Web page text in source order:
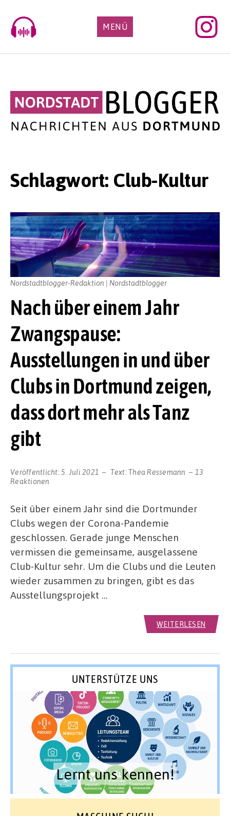
content
MENÜ
Schlagwort: Club-Kultur
Nach über einem Jahr
Zwangspause:
Ausstellungen in und über
Clubs in Dortmund zeigen,
dass dort mehr als Tanz
gibt
Veröffentlicht:5. Juli 2021 Text:Thea Ressemann
13
Reaktionen
Nordstadtblogger-Redaktion | Nordstadtblogger
Seit über einem Jahr sind die Dortmunder
Clubs wegen der Corona-Pandemie
geschlossen. Gerade junge Menschen
vermissen die gemeinsame, ausgelassene
Club-Kultur sehr. Um die Clubs und die Leuten
wieder zusammen zu bringen, gibt es das
Ausstellungsprojekt …
WEITERLESEN
UNTERSTÜTZE UNS
Lernt uns kennen!